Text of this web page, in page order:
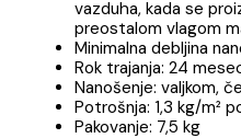
Konzistencija:
Temperatura pri
Vreme između
(na +23 °C i 50%
Vreme čekanja
+23 °C i 50%